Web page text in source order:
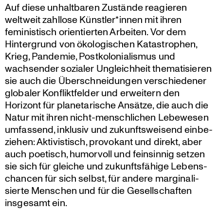
Auf diese unhalt­baren Zustände reagieren
weltweit zahllose Künstler*innen mit ihren
feminis­tisch orien­tierten Arbeiten. Vor dem
Hinter­grund von ökolo­gi­schen Katastro­phen,
Krieg, Pandemie, Postko­lo­nia­lismus und
wachsender sozialer Ungleich­heit thema­ti­sieren
sie auch die Überschnei­dungen verschie­dener
globaler Konflikt­felder und erweitern den
Horizont für plane­ta­ri­sche Ansätze, die auch die
Natur mit ihren nicht-mensch­li­chen Lebewesen
umfassend, inklusiv und zukunfts­wei­send einbe­
ziehen: Aktivis­tisch, provokant und direkt, aber
auch poetisch, humorvoll und feinsinnig setzen
sie sich für gleiche und zukunfts­fä­hige Lebens­
chancen für sich selbst, für andere margi­na­li­
sierte Menschen und für die Gesell­schaften
insgesamt ein.